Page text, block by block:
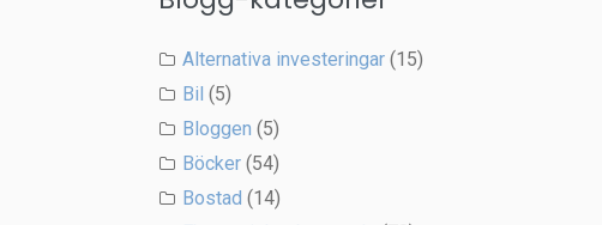
Alternativa investeringar (15)
Bil (5)
Bloggen (5)
Böcker (54)
Bostad (14)